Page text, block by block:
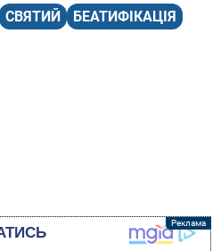
СВЯТИЙ БЕАТИФІКАЦІЯ